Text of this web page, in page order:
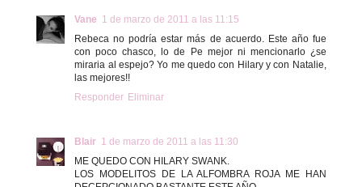
Vane 1 de marzo de 2011 a las 11:15
Rebeca no podría estar más de acuerdo. Este año fue
con poco chasco, lo de Pe mejor ni mencionarlo ¿se
miraria al espejo? Yo me quedo con Hilary y con Natalie,
las mejores!!
Responder Eliminar
Blair 1 de marzo de 2011 a las 11:30
ME QUEDO CON HILARY SWANK.
LOS MODELITOS DE LA ALFOMBRA ROJA ME HAN